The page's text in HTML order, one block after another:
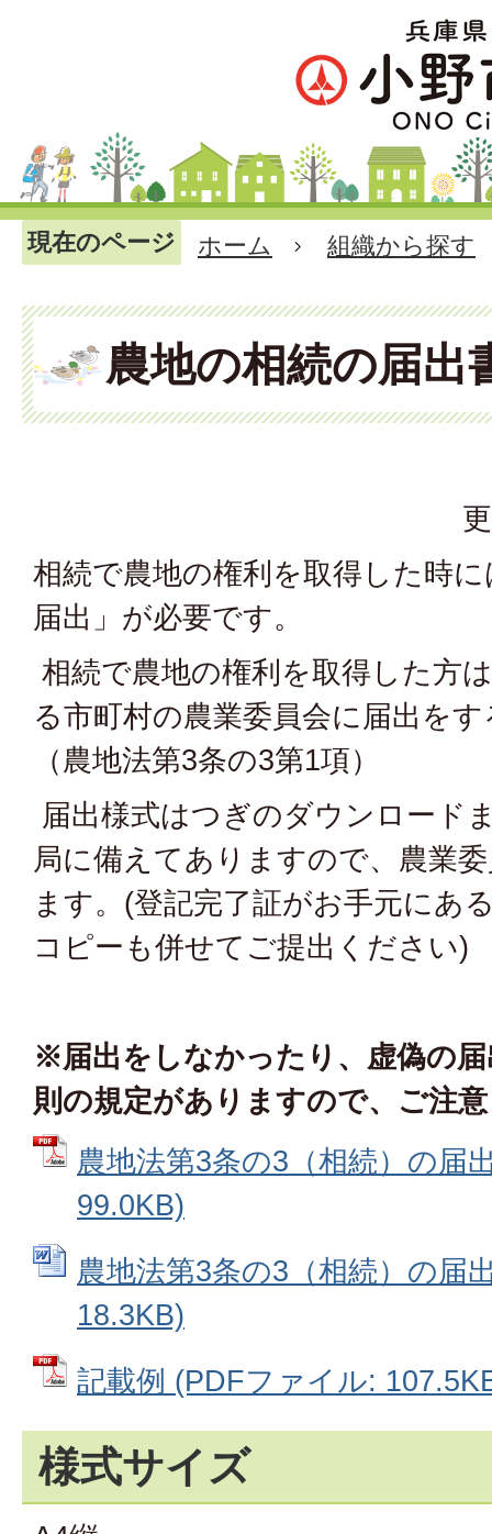
現在のページ ホーム 組織から探す
農地の相続の届出
相続で農地の権利を取得した時
届出」が必要です。
相続で農地の権利を取得した方
る市町村の農業委員会に届出を
（農地法第3条の3第1項）
届出様式はつぎのダウンロード
局に備えてありますので、農業
ます。(登記完了証がお手元にあ
コピーも併せてご提出ください)
※届出をしなかったり、虚偽の
則の規定がありますので、ご注
農地法第3条の3（相続）の届
99.0KB)
農地法第3条の3（相続）の届
18.3KB)
記載例 (PDFファイル:
様式サイズ